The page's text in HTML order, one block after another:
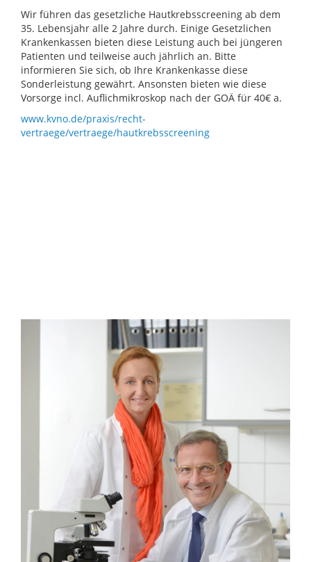
Wir führen das gesetzliche Hautkrebsscreening ab dem
35. Lebensjahr alle 2 Jahre durch. Einige Gesetzlichen
Krankenkassen bieten diese Leistung auch bei jüngeren
Patienten und teilweise auch jährlich an. Bitte
informieren Sie sich, ob Ihre Krankenkasse diese
Sonderleistung gewährt. Ansonsten bieten wie diese
Vorsorge incl. Auflichmikroskop nach der GOÄ für 40€ a.
www.kvno.de/praxis/recht-
vertraege/vertraege/hautkrebsscreening